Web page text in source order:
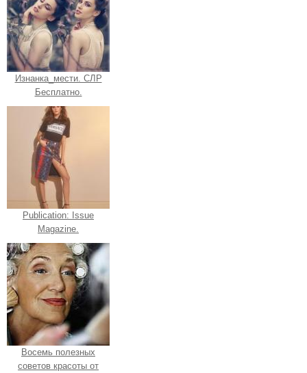
Изнанка_мести. СЛР
Бесплатно.
Publication: Issue
Magazine.
Восемь полезных
советов красоты от